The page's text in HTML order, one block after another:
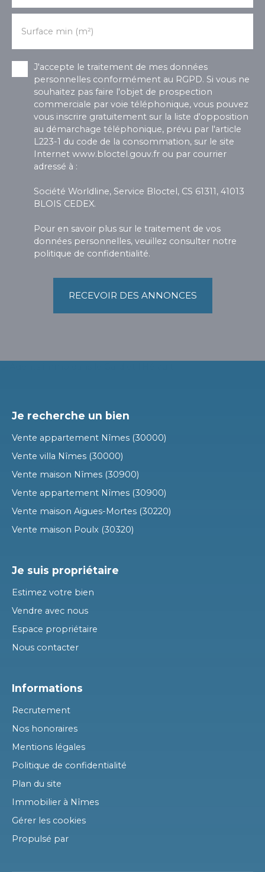
Surface min (m²)
J'accepte le traitement de mes données
personnelles conformément au RGPD. Si vous ne
souhaitez pas faire l'objet de prospection
commerciale par voie téléphonique, vous pouvez
vous inscrire gratuitement sur la liste d'opposition
au démarchage téléphonique, prévu par l'article
L223-1 du code de la consommation, sur le site
Internet www.bloctel.gouv.fr ou par courrier
adressé à :
Société Worldline, Service Bloctel, CS 61311, 41013
BLOIS CEDEX.
Pour en savoir plus sur le traitement de vos
données personnelles, veuillez consulter notre
politique de confidentialité.
RECEVOIR DES ANNONCES
Je recherche un bien
Vente appartement Nîmes (30000)
Vente villa Nîmes (30000)
Vente maison Nîmes (30900)
Vente appartement Nîmes (30900)
Vente maison Aigues-Mortes (30220)
Vente maison Poulx (30320)
Je suis propriétaire
Estimez votre bien
Vendre avec nous
Espace propriétaire
Nous contacter
Informations
Recrutement
Nos honoraires
Mentions légales
Politique de confidentialité
Plan du site
Immobilier à Nîmes
Gérer les cookies
Propulsé par